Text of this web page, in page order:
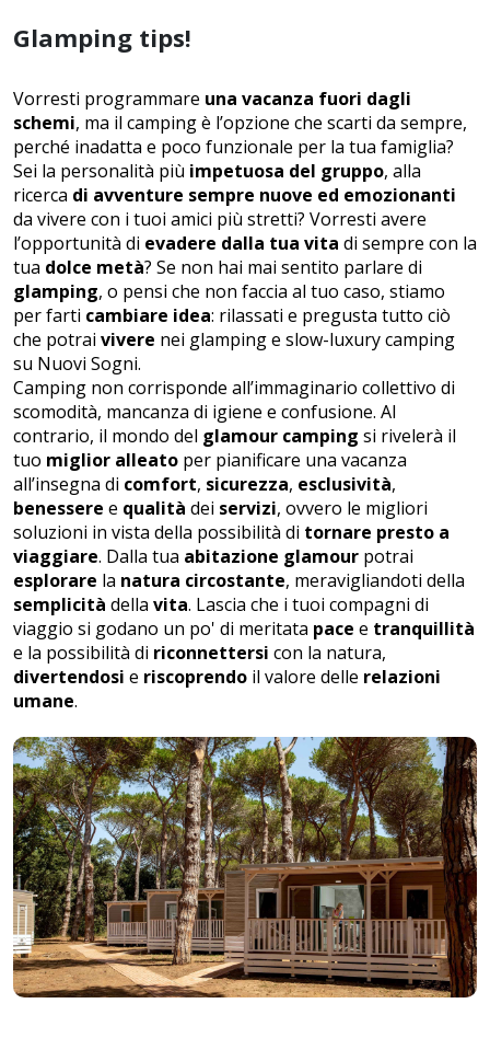
Glamping tips!
Vorresti programmare una vacanza fuori dagli
schemi, ma il camping è l’opzione che scarti da sempre,
perché inadatta e poco funzionale per la tua famiglia?
Sei la personalità più impetuosa del gruppo, alla
ricerca di avventure sempre nuove ed emozionanti
da vivere con i tuoi amici più stretti? Vorresti avere
l’opportunità di evadere dalla tua vita di sempre con la
tua dolce metà? Se non hai mai sentito parlare di
glamping, o pensi che non faccia al tuo caso, stiamo
per farti cambiare idea: rilassati e pregusta tutto ciò
che potrai vivere nei glamping e slow-luxurycamping
su Nuovi Sogni.
Camping non corrisponde all’immaginario collettivo di
scomodità, mancanza di igiene e confusione. Al
contrario, il mondo del glamour camping si rivelerà il
tuo miglior alleato per pianificare una vacanza
all’insegna di comfort, sicurezza, esclusività,
benessere e qualità dei servizi, ovvero le migliori
soluzioni in vista della possibilità di tornare presto a
viaggiare. Dalla tua abitazione glamour potrai
esplorare la natura circostante, meravigliandoti della
semplicità della vita. Lascia che i tuoi compagni di
viaggio si godano un po' di meritata pace e tranquillità
e la possibilità di riconnettersi con la natura,
divertendosi e riscoprendo il valore delle relazioni
umane.